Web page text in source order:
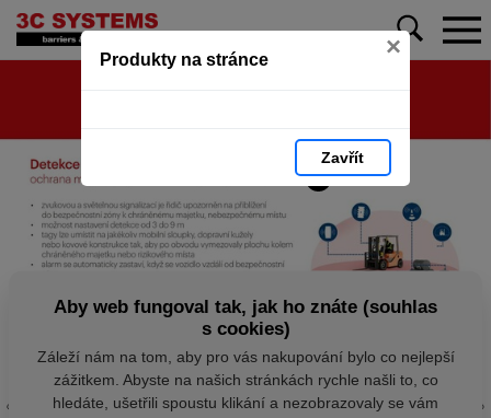
Produkty na stránce ×
Zavřít
Aby web fungoval tak, jak ho znáte (souhlas
s cookies)
Záleží nám na tom, aby pro vás nakupování bylo co nejlepší
zážitkem. Abyste na našich stránkách rychle našli to, co
hledáte, ušetřili spoustu klikání a nezobrazovaly se vám